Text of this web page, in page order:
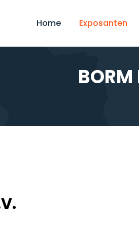
Home Exposanten